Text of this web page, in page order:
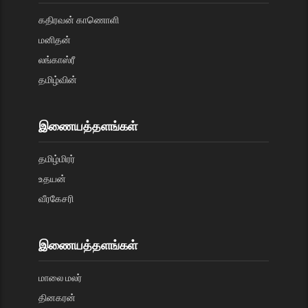
கதிரவன் காணொளி
மனிதன்
லங்காஸ்ரீ
தமிழ்வின்
இணையத்தளங்கள்
தமிழ்மிரர்
உதயன்
வீரகேசரி
இணையத்தளங்கள்
மாலை மலர்
தினகரன்